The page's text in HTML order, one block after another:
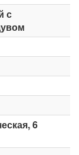
с
6